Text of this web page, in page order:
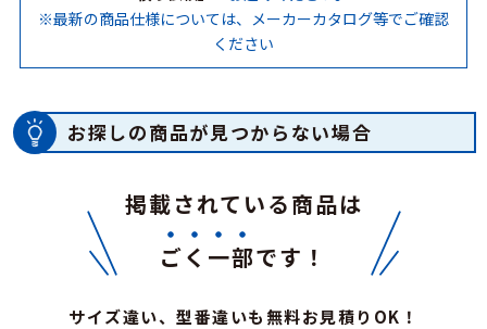
※最新の商品仕様については、メーカーカタログ等でご確認
ください
お探しの商品が見つからない場合
掲載されている商品は
ごく一部です！
サイズ違い、型番違いも無料お見積りOK！